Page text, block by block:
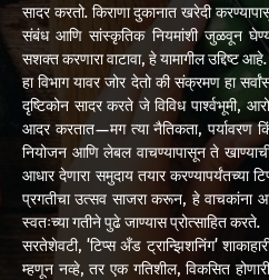
सादर करतो. किराणा दुकानात खरेदी
संबंध आणि सांस्कृतिक नियमांशी जुळवून
सशक्त करणारा वाटावा, हे यामागील उद्दिष्ट आहे.
हा विभाग यावर जोर देतो की संक्रमण हा
दृष्टिकोन सादर करते जे विविध पार्श्वभूमी,
आदर करतात—मग त्या नैतिकता, पर्यावरण
नियोजन आणि लेबल वाचण्यापासून ते
आधार देणारा समुदाय तयार
प्रगतीचा उत्सव साजरा करून, हे वाचकांना
स्वतःच्या गतीने पुढे जाण्यास प्रोत्साहित करते.
सरतेशेवटी, 'टिप्स अँड ट्रान्झिशनिंग'
म्हणून नव्हे, तर एक गतिशील, विकसित